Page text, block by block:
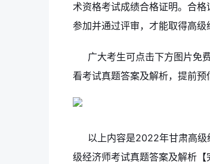
术资格考试成绩合格证明。合
参加并通过评审，才能取得高级
广大考生可点击下方图片免
看考试真题答案及解析，提前预
以上内容是2022年甘肃高
级经济师考试真题答案及解析【